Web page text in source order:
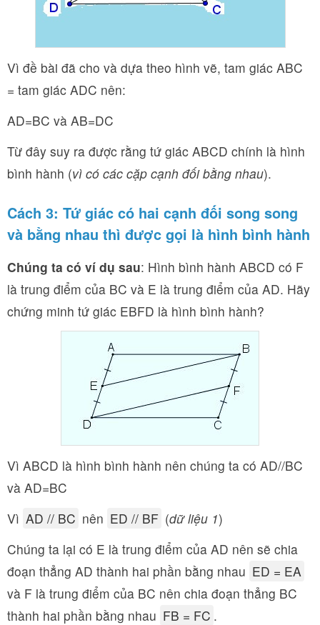
Vì đề bài đã cho và dựa theo hình vẽ, tam giác ABC
= tam giác ADC nên:
AD=BC và AB=DC
Từ đây suy ra được rằng tứ giác ABCD chính là hình
bình hành (vì có các cặp cạnh đối bằng nhau).
Cách 3: Tứ giác có hai cạnh đối song song
và bằng nhau thì được gọi là hình bình hành
Chúng ta có ví dụ sau: Hình bình hành ABCD có F
là trung điểm của BC và E là trung điểm của AD. Hãy
chứng minh tứ giác EBFD là hình bình hành?
Vì ABCD là hình bình hành nên chúng ta có AD//BC
và AD=BC
Vì AD // BC nên ED // BF (dữ liệu 1)
Chúng ta lại có E là trung điểm của AD nên sẽ chia
đoạn thẳng AD thành hai phần bằng nhau ED = EA
và F là trung điểm của BC nên chia đoạn thẳng BC
thành hai phần bằng nhau FB = FC .